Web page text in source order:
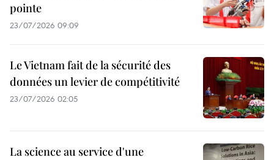
pointe
23/07/2026 09:09
Le Vietnam fait de la sécurité des
données un levier de compétitivité
23/07/2026 02:05
La science au service d'une